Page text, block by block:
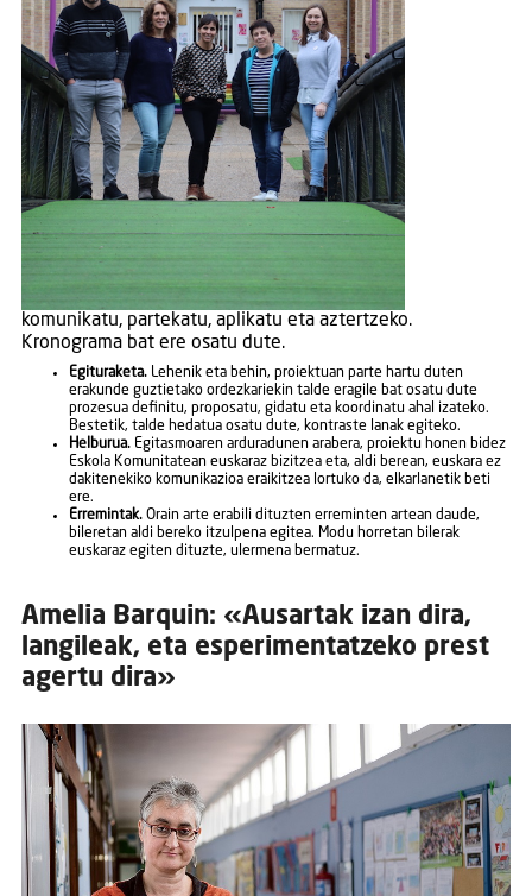
komunikatu, partekatu, aplikatu eta aztertzeko.
Kronograma bat ere osatu dute.
Egituraketa.Lehenik eta behin, proiektuan parte hartu duten
erakunde guztietako ordezkariekin talde eragile bat osatu dute
prozesua definitu, proposatu, gidatu eta koordinatu ahal izateko.
Bestetik, talde hedatua osatu dute, kontraste lanak egiteko.
Helburua.Egitasmoaren arduradunen arabera, proiektu honen bidez
Eskola Komunitatean euskaraz bizitzea eta, aldi berean, euskara ez
dakitenekiko komunikazioa eraikitzea lortuko da, elkarlanetik beti
ere.
Erremintak.Orain arte erabili dituzten erreminten artean daude,
bileretan aldi bereko itzulpena egitea. Modu horretan bilerak
euskaraz egiten dituzte, ulermena bermatuz.
Amelia Barquin: «Ausartak izan dira,
langileak, eta esperimentatzeko prest
agertu dira»